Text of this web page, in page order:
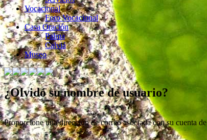
Vocacional
Foro Vocacional
Casa Oración
Palma
Calviá
Museo
¿Olvidó su nombre de usuario?
Proporcione una dirección de correo asociada con su cuenta